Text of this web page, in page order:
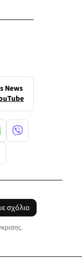
News
σχόλιο